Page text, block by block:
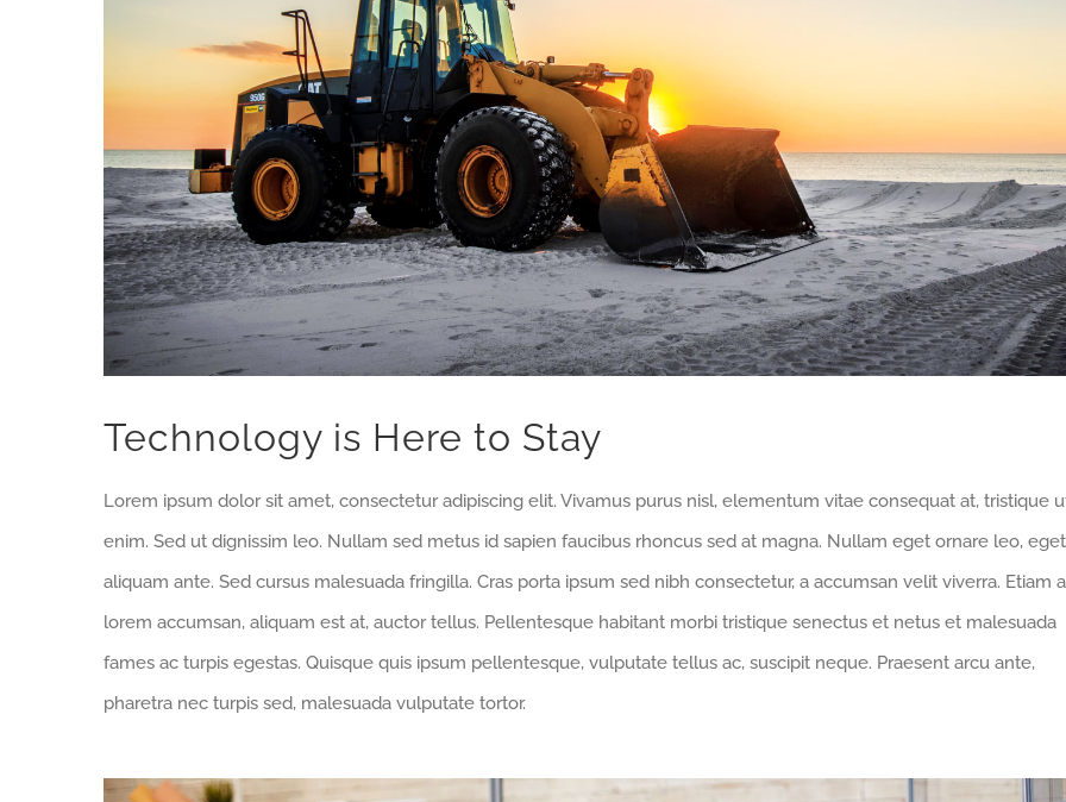
Technology is Here to Stay
Lorem ipsum dolor sit amet, consectetur adipiscing elit. Vivamus purus nisl, elementum vitae consequat at, tristique
enim. Sed ut dignissim leo. Nullam sed metus id sapien faucibus rhoncus sed at magna. Nullam eget ornare leo, eget
aliquam ante. Sed cursus malesuada fringilla. Cras porta ipsum sed nibh consectetur, a accumsan velit viverra. Etiam
lorem accumsan, aliquam est at, auctor tellus. Pellentesque habitant morbi tristique senectus et netus et malesuada
fames ac turpis egestas. Quisque quis ipsum pellentesque, vulputate tellus ac, suscipit neque. Praesent arcu ante,
pharetra nec turpis sed, malesuada vulputate tortor.